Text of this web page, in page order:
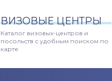
ВИЗОВЫЕ ЦЕНТРЫ
Каталог визовых-центров и
посольств с удобным поиском по
карте